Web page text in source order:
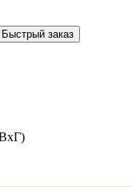
Быстрый заказ